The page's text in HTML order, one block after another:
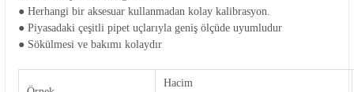
● Herhangi bir aksesuar kullanmadan kolay kalibrasyon.
● Piyasadaki çeşitli pipet uçlarıyla geniş ölçüde uyumludur
● Sökülmesi ve bakımı kolaydır
Hacim